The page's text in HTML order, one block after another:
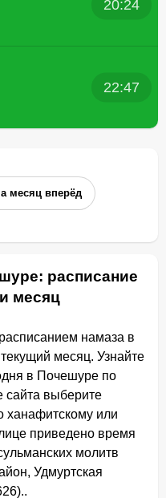
20:24
22:47
месяц вперёд
расписание
месяц
намаза в
месяц. Узнайте
в Почешуре по
выберите
ханафитскому или
приведено время
молитв
Удмуртская